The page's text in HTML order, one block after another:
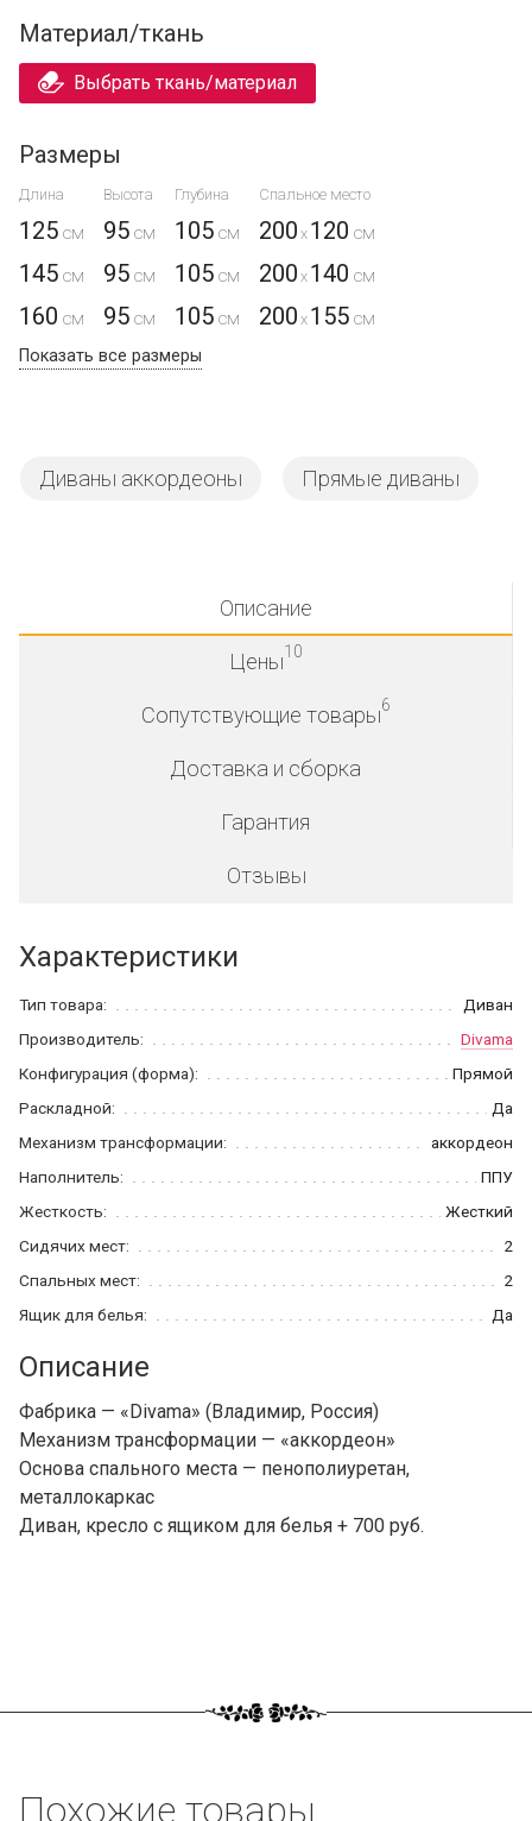
Материал/ткань
Выбрать ткань/материал
Размеры
Длина Высота Глубина Спальное место
125 95 105 200 x 120
145
95 105 200 x 140
160
95 105 200 x 155
Показать все размеры
Диваны аккордеоны Прямые диваны
Описание
Цены10
Сопутствующие товары6
Доставка и сборка
Гарантия
Отзывы
Характеристики
Тип товара:
Диван
Производитель:
Divama
Конфигурация (форма):
Прямой
Раскладной:
Да
Механизм трансформации:
аккордеон
Наполнитель:
ППУ
Жесткость:
Жесткий
Сидячих мест:
2
Спальных мест:
2
Ящик для белья:
Да
Описание
Фабрика — «Divama» (Владимир, Россия)
Механизм трансформации — «аккордеон»
Основа спального места — пенополиуретан,
металлокаркас
Диван, кресло с ящиком для белья + 700 руб.
Похожие товары